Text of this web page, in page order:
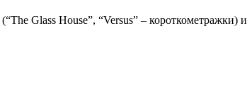
(“The Glass House”, “Versus” – короткометражки) и